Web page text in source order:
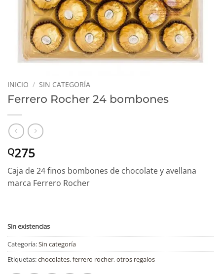
INICIO / SIN CATEGORÍA
Ferrero Rocher 24 bombones
Q275
Caja de 24 finos bombones de chocolate y avellana
marca Ferrero Rocher
Sin existencias
Categoría:Sin categoría
Etiquetas:chocolates,ferrero rocher,otros regalos